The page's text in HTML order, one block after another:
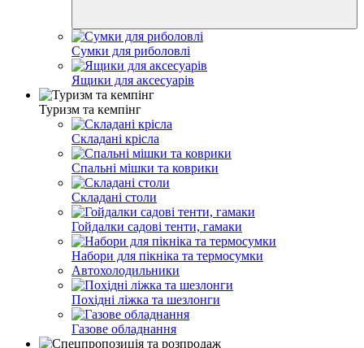
Сумки для риболовлі
Ящики для аксесуарів
Туризм та кемпінг
Складані крісла
Спальні мішки та коврики
Складані столи
Гойдалки садові тенти, гамаки
Набори для пікніка та термосумки
Автохолодильники
Похідні ліжка та шезлонги
Газове обладнання